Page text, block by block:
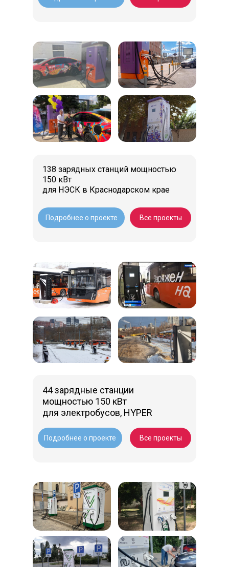
138 зарядных станций мощностью
150 кВт
для НЭСК в Краснодарском крае
Подробнее о проекте Все проекты
44 зарядные станции
мощностью 150 кВт
для электробусов, HYPER
Подробнее о проекте Все проекты